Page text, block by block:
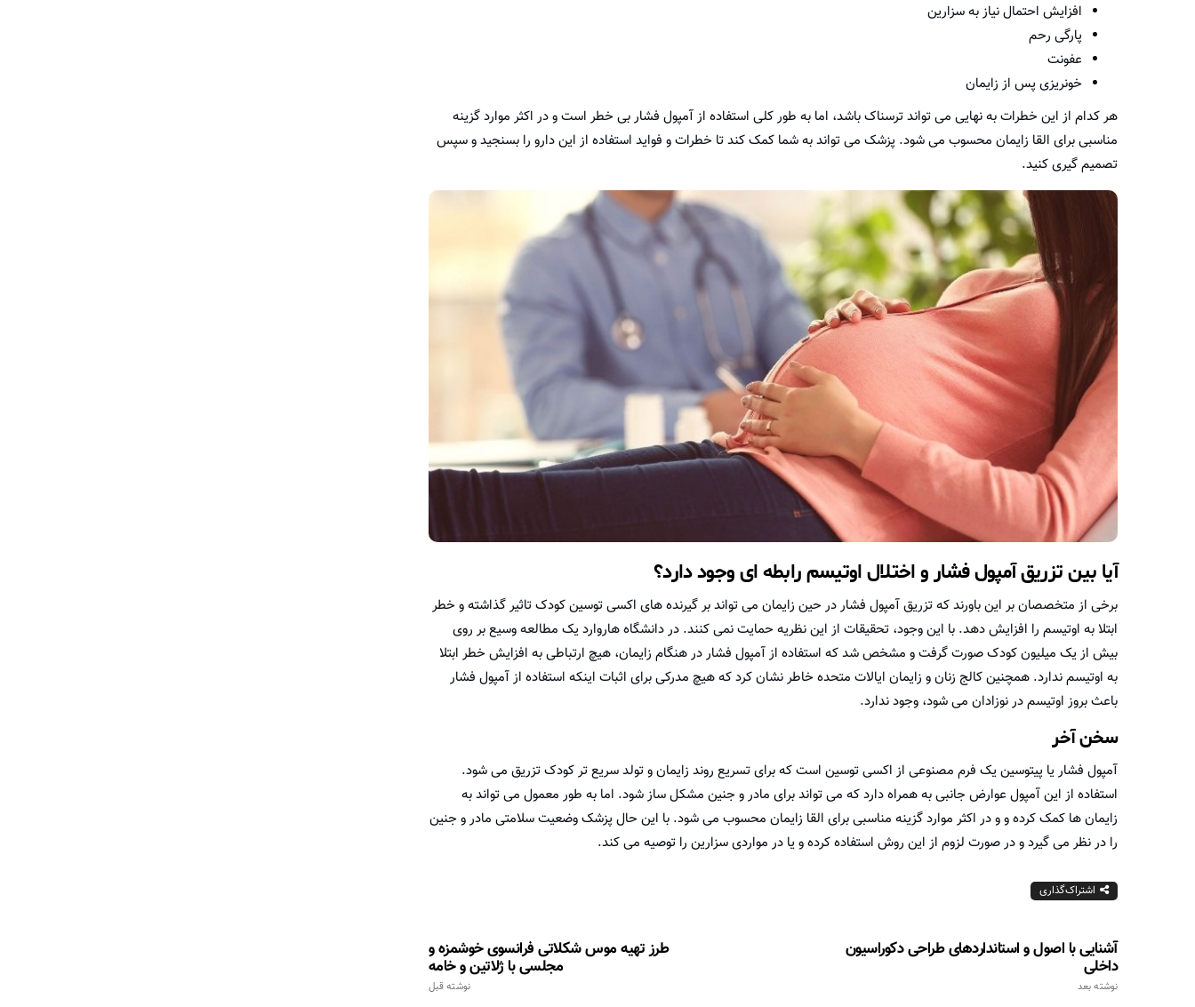
افزایش احتمال نیاز به سزارین
پارگی رحم
عفونت
خونریزی پس از زایمان
هر کدام از این خطرات به نهایی می تواند ترسناک باشد، اما به طور کلی استفاده از آمپول فشار بی خطر است و در اکثر موارد گزینه
مناسبی برای القا زایمان محسوب می شود. پزشک می تواند به شما کمک کند تا خطرات و فواید استفاده از این دارو را بسنجید و سپس
تصمیم گیری کنید.
آیا بین تزریق آمپول فشار و اختلال اوتیسم رابطه ای وجود دارد؟
برخی از متخصصان بر این باورند که تزریق آمپول فشار در حین زایمان می تواند بر گیرنده های اکسی توسین کودک تاثیر گذاشته و خطر
ابتلا به اوتیسم را افزایش دهد. با این وجود، تحقیقات از این نظریه حمایت نمی کنند. در دانشگاه هاروارد یک مطالعه وسیع بر روی
بیش از یک میلیون کودک صورت گرفت و مشخص شد که استفاده از آمپول فشار در هنگام زایمان، هیچ ارتباطی به افزایش خطر ابتلا
به اوتیسم ندارد. همچنین کالج زنان و زایمان ایالات متحده خاطر نشان کرد که هیچ مدرکی برای اثبات اینکه استفاده از آمپول فشار
باعث بروز اوتیسم در نوزادان می شود، وجود ندارد.
سخن آخر
آمپول فشار یا پیتوسین یک فرم مصنوعی از اکسی توسین است که برای تسریع روند زایمان و تولد سریع تر کودک تزریق می شود.
استفاده از این آمپول عوارض جانبی به همراه دارد که می تواند برای مادر و جنین مشکل ساز شود. اما به طور معمول می تواند به
زایمان ها کمک کرده و و در اکثر موارد گزینه مناسبی برای القا زایمان محسوب می شود. با این حال پزشک وضعیت سلامتی مادر و جنین
را در نظر می گیرد و در صورت لزوم از این روش استفاده کرده و یا در مواردی سزارین را توصیه می کند.
اشتراک‌گذاری
طرز تهیه موس شکلاتی فرانسوی خوشمزه و
مجلسی با ژلاتین و خامه
نوشته قبل
آشنایی با اصول و استانداردهای طراحی دکوراسیون
داخلی
نوشته بعد